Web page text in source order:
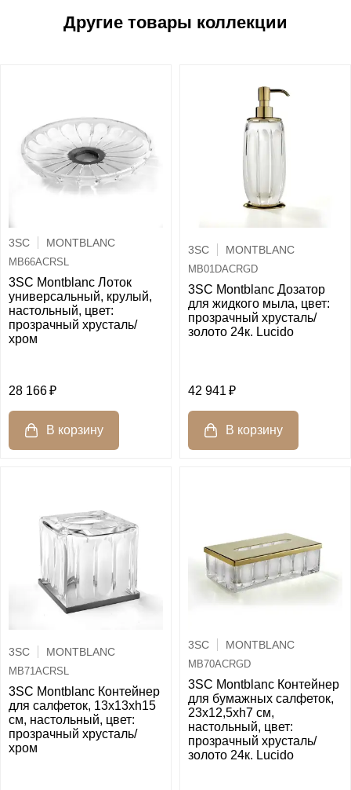
3SC MONTBLANC
MB66ACRSL
3SC Montblanc Лоток
универсальный, крулый,
настольный, цвет:
прозрачный хрусталь/
хром
28 166
3SC MONTBLANC
MB01DACRGD
3SC Montblanc Дозатор
для жидкого мыла, цвет:
прозрачный хрусталь/
золото 24к. Lucido
42 941
3SC MONTBLANC
MB71ACRSL
3SC Montblanc Контейнер
для салфеток, 13х13хh15
см, настольный, цвет:
прозрачный хрусталь/
хром
3SC MONTBLANC
MB70ACRGD
3SC Montblanc Контейнер
для бумажных салфеток,
23х12,5хh7 см,
настольный, цвет:
прозрачный хрусталь/
золото 24к. Lucido